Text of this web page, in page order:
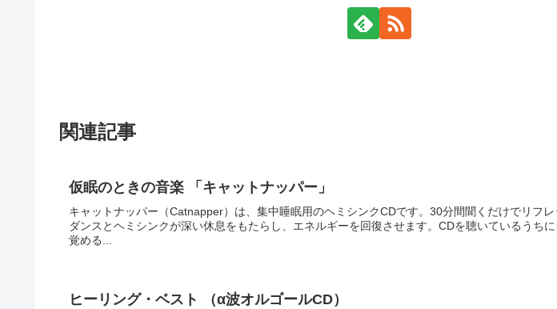
関連記事
仮眠のときの音楽 「キャットナッパー」
キャットナッパー（Catnapper）は、集中睡眠用のヘミシンクCDです。30分間聞くだけでリフ
ダンスとヘミシンクが深い休息をもたらし、エネルギーを回復させます。CDを聴いているうち
覚める...
ヒーリング・ベスト （α波オルゴールCD）